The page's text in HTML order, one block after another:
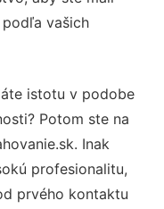
vašich
istotu v podobe
Potom ste na
Inak
profesionalitu,
prvého kontaktu